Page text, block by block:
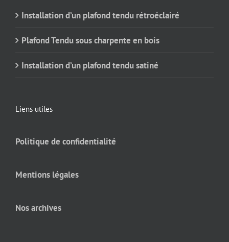
Installation d’un plafond tendu rétroéclairé
Plafond Tendu sous charpente en bois
Installation d’un plafond tendu satiné
Liens utiles
Politique de confidentialité
Mentions légales
Nos archives